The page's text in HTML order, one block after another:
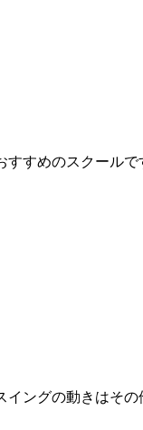
すめのスクール
ングの動きはそ